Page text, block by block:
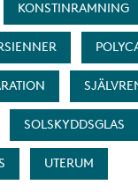
KONSTINRAMNING
SOLSKYDDSGLAS
UTERUM